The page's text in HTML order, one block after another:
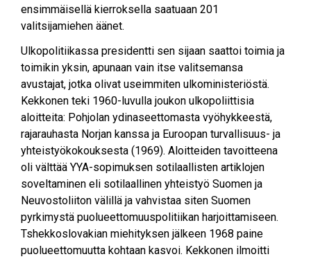
ensimmäisellä kierroksella saatuaan 201
valitsijamiehen äänet.
Ulkopolitiikassa presidentti sen sijaan saattoi toimia ja
toimikin yksin, apunaan vain itse valitsemansa
avustajat, jotka olivat useimmiten ulkoministeriöstä.
Kekkonen teki 1960-luvulla joukon ulkopoliittisia
aloitteita: Pohjolan ydinaseettomasta vyöhykkeestä,
rajarauhasta Norjan kanssa ja Euroopan turvallisuus- ja
yhteistyökokouksesta (1969). Aloitteiden tavoitteena
oli välttää YYA-sopimuksen sotilaallisten artiklojen
soveltaminen eli sotilaallinen yhteistyö Suomen ja
Neuvostoliiton välillä ja vahvistaa siten Suomen
pyrkimystä puolueettomuuspolitiikan harjoittamiseen.
Tshekkoslovakian miehityksen jälkeen 1968 paine
puolueettomuutta kohtaan kasvoi. Kekkonen ilmoitti